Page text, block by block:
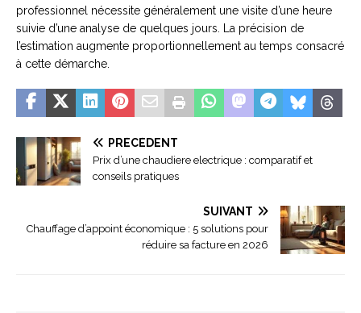
professionnel nécessite généralement une visite d’une heure
suivie d’une analyse de quelques jours. La précision de
l’estimation augmente proportionnellement au temps consacré
à cette démarche.
PRÉCÉDENT
Prix d’une chaudiere electrique : comparatif et
conseils pratiques
SUIVANT
Chauffage d’appoint économique : 5 solutions pour
réduire sa facture en 2026